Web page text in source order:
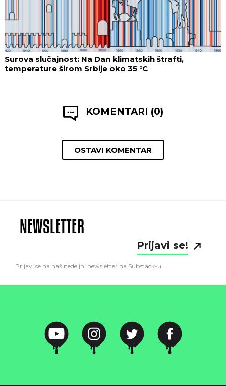
Surova slučajnost: Na Dan klimatskih štrafti,
temperature širom Srbije oko 35 °C
KOMENTARI (0)
OSTAVI KOMENTAR
NEWSLETTER
Prijavi se!
Prijavi se na naš nedeljni newsletter na Substack-u